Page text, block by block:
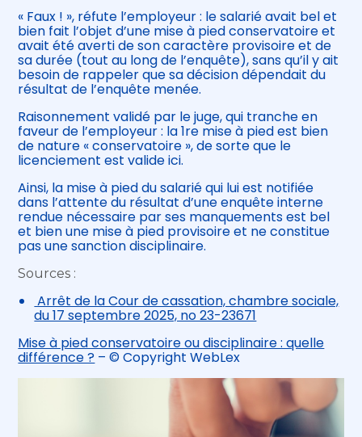
« Faux ! », réfute l’employeur : le salarié avait bel et
bien fait l’objet d’une mise à pied conservatoire et
avait été averti de son caractère provisoire et de
sa durée (tout au long de l’enquête), sans qu’il y ait
besoin de rappeler que sa décision dépendait du
résultat de l’enquête menée.
Raisonnement validé par le juge, qui tranche en
faveur de l’employeur : la 1re mise à pied est bien
de nature « conservatoire », de sorte que le
licenciement est valide ici.
Ainsi, la mise à pied du salarié qui lui est notifiée
dans l’attente du résultat d’une enquête interne
rendue nécessaire par ses manquements est bel
et bien une mise à pied provisoire et ne constitue
pas une sanction disciplinaire.
Sources :
Arrêt de la Cour de cassation, chambre sociale,
du 17 septembre 2025, no 23-23671
Mise à pied conservatoire ou disciplinaire : quelle
différence ? – © Copyright WebLex